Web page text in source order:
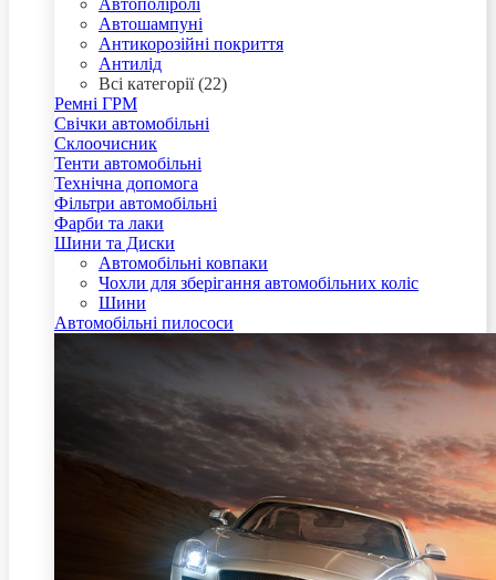
Автополіролі
Автошампуні
Антикорозійні покриття
Антилід
Всі категорії (22)
Ремні ГРМ
Свічки автомобільні
Склоочисник
Тенти автомобільні
Технічна допомога
Фільтри автомобільні
Фарби та лаки
Шини та Диски
Автомобільні ковпаки
Чохли для зберігання автомобільних коліс
Шини
Автомобільні пилососи